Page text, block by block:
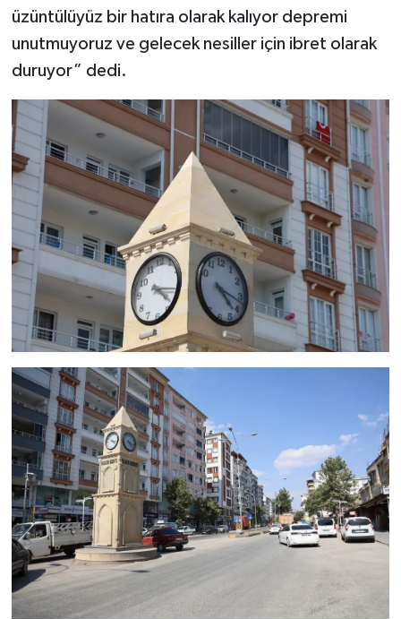
üzüntülüyüz bir hatıra olarak kalıyor depremi
unutmuyoruz ve gelecek nesiller için ibret olarak
duruyor” dedi.